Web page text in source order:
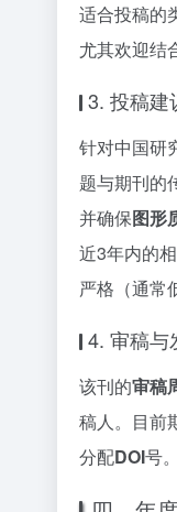
适合投稿的
尤其欢迎结
3. 投稿建
针对中国研
题与期刊的
并确保图形
近3年内的
严格（通常
4. 审稿与
该刊的审稿
稿人。目前
分配DOI号。